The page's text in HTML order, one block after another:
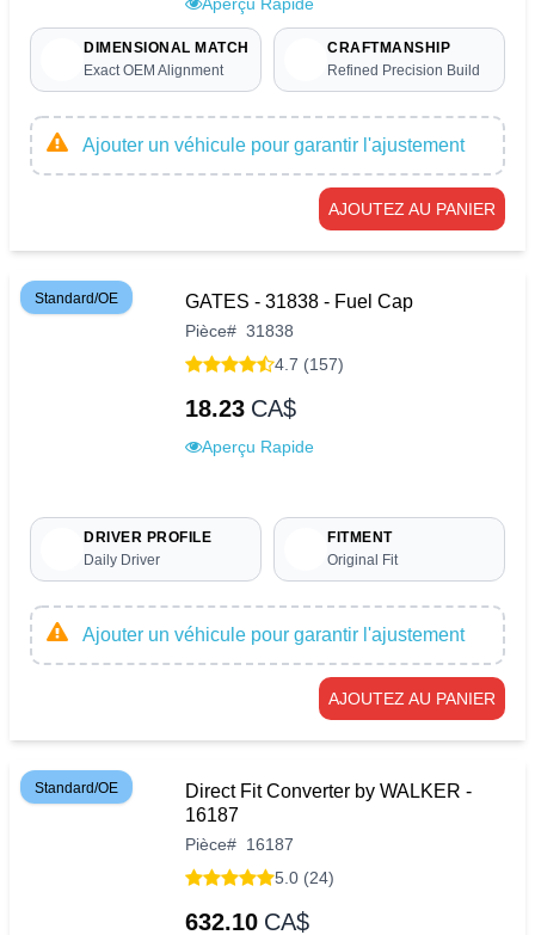
Aperçu Rapide
DIMENSIONAL MATCH
Exact OEM Alignment
CRAFTMANSHIP
Refined Precision Build
Ajouter un véhicule pour garantir l'ajustement
AJOUTEZ AU PANIER
Standard/OE GATES - 31838 - Fuel Cap
Pièce# 31838
4.7 (157)
18.23 CA$
Aperçu Rapide
DRIVER PROFILE
Daily Driver
FITMENT
Original Fit
Ajouter un véhicule pour garantir l'ajustement
AJOUTEZ AU PANIER
Standard/OE
Direct Fit Converter by WALKER -
16187
Pièce# 16187
5.0 (24)
632.10 CA$